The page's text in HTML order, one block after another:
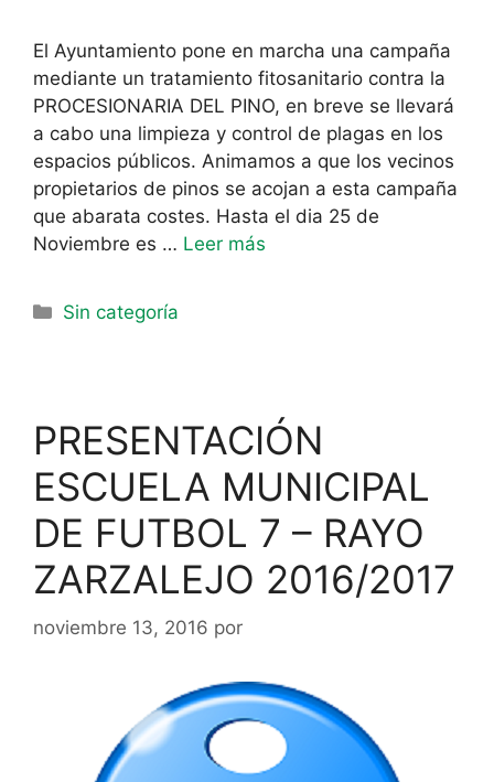
El Ayuntamiento pone en marcha una campaña
mediante un tratamiento fitosanitario contra la
PROCESIONARIA DEL PINO, en breve se llevará
a cabo una limpieza y control de plagas en los
espacios públicos. Animamos a que los vecinos
propietarios de pinos se acojan a esta campaña
que abarata costes. Hasta el dia 25 de
Noviembre es … Leer más
Sin categoría
PRESENTACIÓN
ESCUELA MUNICIPAL
DE FUTBOL 7 – RAYO
ZARZALEJO 2016/2017
noviembre 13, 2016 por